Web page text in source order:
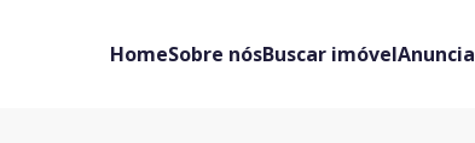
HomeSobre nósBuscar imóvel